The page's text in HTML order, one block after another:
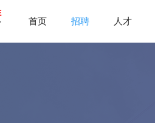
首页 招聘 人才